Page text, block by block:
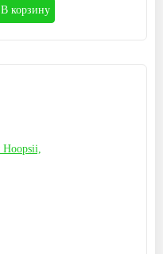
В корзину